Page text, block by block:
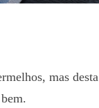
mas desta